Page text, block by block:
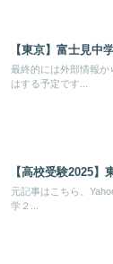
【東京】富士見中
最終的には外部情報
はする予定です...
【高校受験2025
元記事はこちら。
学２...